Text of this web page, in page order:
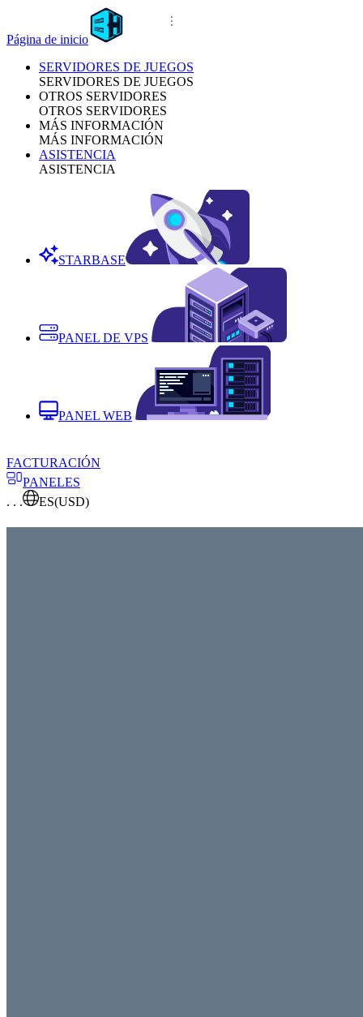
Página de inicio
SERVIDORES DE JUEGOS
SERVIDORES DE JUEGOS
OTROS SERVIDORES
OTROS SERVIDORES
MÁS INFORMACIÓN
MÁS INFORMACIÓN
ASISTENCIA
ASISTENCIA
STARBASE
PANEL DE VPS
PANEL WEB
FACTURACIÓN
PANELES
. . .
ES(USD)